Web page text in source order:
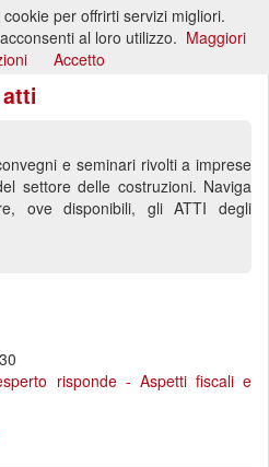
e seminari rivolti a imprese
settore delle costruzioni. Naviga
ove disponibili, gli ATTI degli
risponde - Aspetti fiscali e
per offrirti servizi migliori.
al loro utilizzo. Maggiori
Accetto